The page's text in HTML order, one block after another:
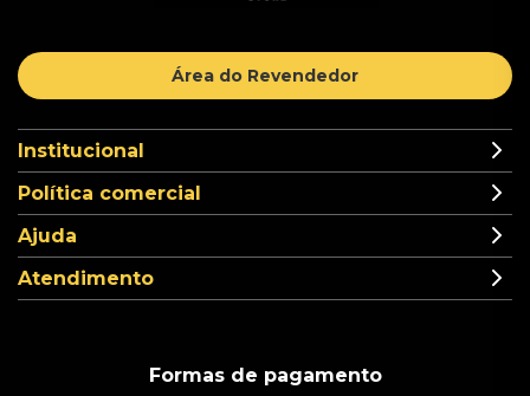
Área do Revendedor
Institucional
Política comercial
Ajuda
Atendimento
Formas de pagamento